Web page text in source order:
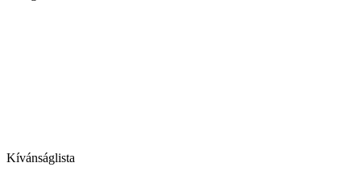
Kívánságlista